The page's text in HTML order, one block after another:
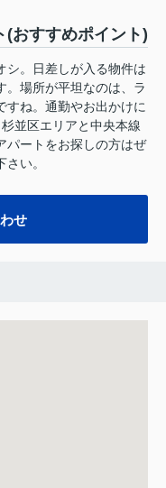
(おすすめポイント)
シ。日差しが入る物件は
。場所が平坦なのは、ラ
すね。通勤やお出かけに
並区エリアと中央本線
パートをお探しの方はぜ
い。
せ